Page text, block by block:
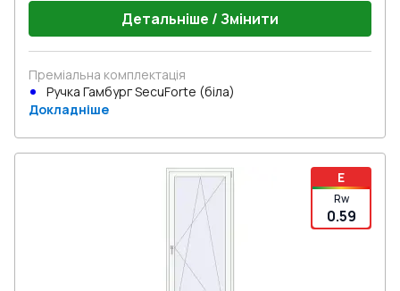
Детальніше / Змінити
Преміальна комплектація
Ручка Гамбург SecuForte (біла)
Докладніше
E
Rw
0.59